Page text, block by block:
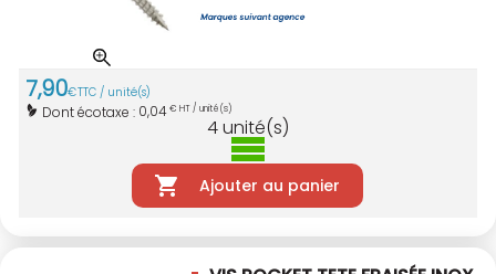
7,90€TTC / unité(s)
Dont écotaxe : 0,04€ HT / unité(s)
4unité(s)
Ajouter au panier